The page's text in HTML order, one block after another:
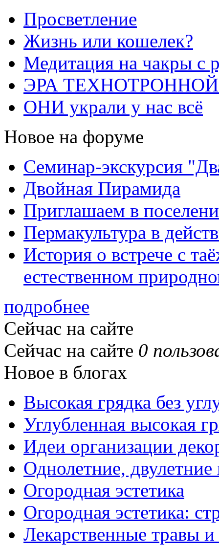
Просветление
Жизнь или кошелек?
Медитация на чакры с
ЭРА
ОНИ украли у нас всё
Новое на форуме
Семинар-экскурсия
Двойная Пирамида
Приглашаем в
Пермакультура в
История о встрече с
естественном
подробнее
Сейчас на сайте
Сейчас на сайте 0
Новое в блогах
Высокая грядка без
Углубленная высокая
Идеи организации
Однолетние,
Огородная эстетика
Огородная эстетика:
Лекарственные травы и